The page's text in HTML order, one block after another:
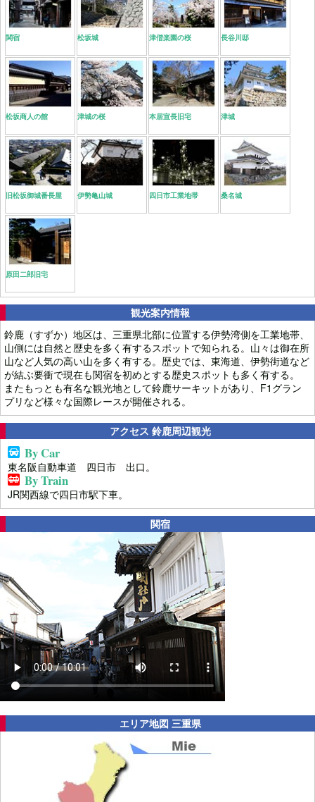
関宿 松坂城 津偕楽園の桜 長谷川邸
松坂商人の館 津城の桜 本居宣長旧宅 津城
旧松坂御城番長屋 伊勢亀山城 四日市工業地帯 桑名城
原田二郎旧宅
観光案内情報
鈴鹿（すずか）地区は、三重県北部に位置する伊勢湾側を工業地帯、
山側には自然と歴史を多く有するスポットで知られる。山々は御在所
山など人気の高い山を多く有する。歴史では、東海道、伊勢街道など
が結ぶ要衝で現在も関宿を初めとする歴史スポットも多く有する。
またもっとも有名な観光地として鈴鹿サーキットがあり、F1グラン
プリなど様々な国際レースが開催される。
アクセス 鈴鹿周辺観光
By Car
東名阪自動車道 四日市 出口。
By Train
JR関西線で四日市駅下車。
関宿
エリア地図 三重県